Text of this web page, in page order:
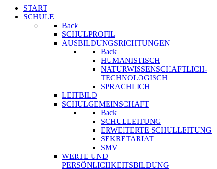
START
SCHULE
Back
SCHULPROFIL
AUSBILDUNGSRICHTUNGEN
Back
HUMANISTISCH
NATURWISSENSCHAFTLICH-
TECHNOLOGISCH
SPRACHLICH
LEITBILD
SCHULGEMEINSCHAFT
Back
SCHULLEITUNG
ERWEITERTE SCHULLEITUNG
SEKRETARIAT
SMV
WERTE UND
PERSÖNLICHKEITSBILDUNG